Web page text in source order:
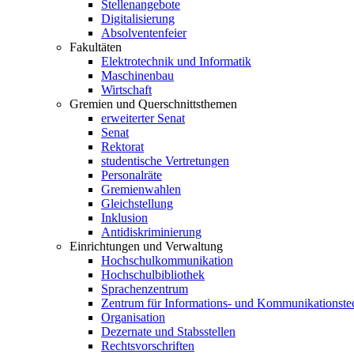
Stellenangebote
Digitalisierung
Absolventenfeier
Fakultäten
Elektrotechnik und Informatik
Maschinenbau
Wirtschaft
Gremien und Querschnittsthemen
erweiterter Senat
Senat
Rektorat
studentische Vertretungen
Personalräte
Gremienwahlen
Gleichstellung
Inklusion
Antidiskriminierung
Einrichtungen und Verwaltung
Hochschulkommunikation
Hochschulbibliothek
Sprachenzentrum
Zentrum für Informations- und
Organisation
Dezernate und Stabsstellen
Rechtsvorschriften